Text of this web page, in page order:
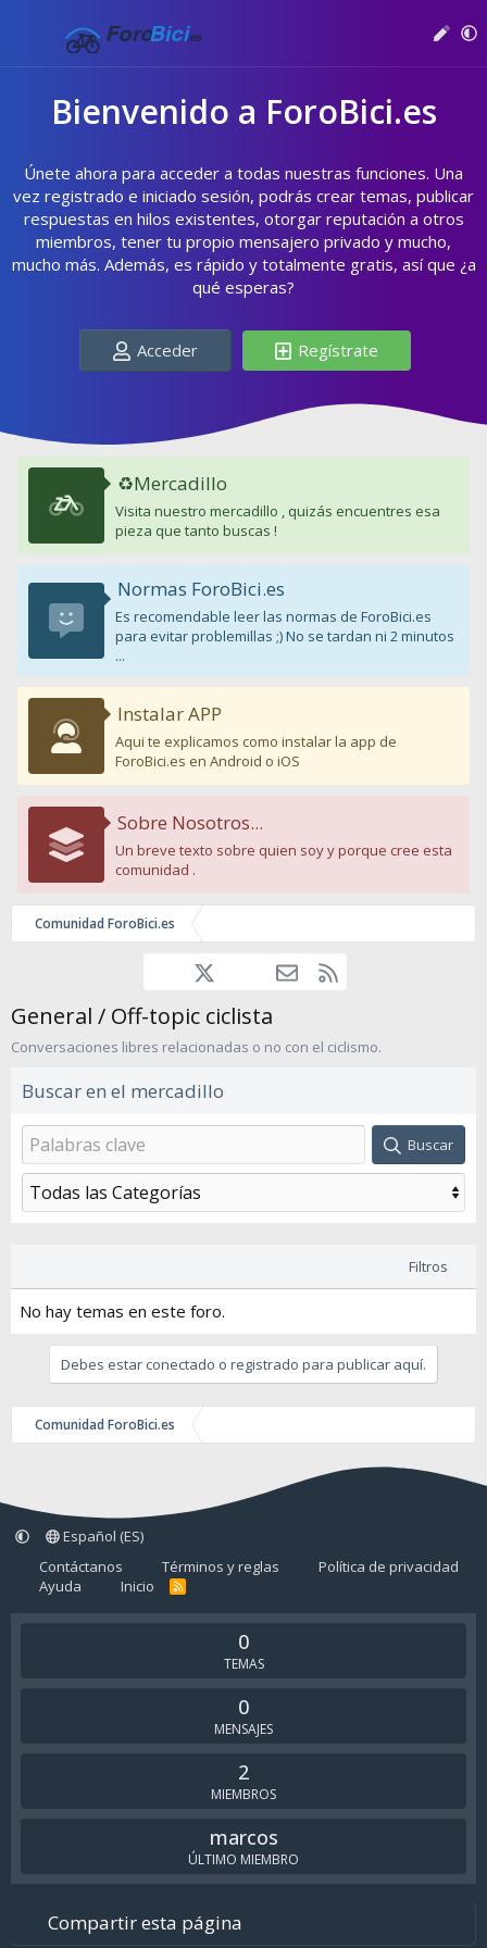
Bienvenido a ForoBici.es
Únete ahora para acceder a todas nuestras funciones. Una
vez registrado e iniciado sesión, podrás crear temas, publicar
respuestas en hilos existentes, otorgar reputación a otros
miembros, tener tu propio mensajero privado y mucho,
mucho más. Además, es rápido y totalmente gratis, así que ¿a
qué esperas?
Acceder Regístrate
♻️Mercadillo
Visita nuestro mercadillo , quizás encuentres esa
pieza que tanto buscas !
Normas ForoBici.es
Es recomendable leer las normas de ForoBici.es
para evitar problemillas ;) No se tardan ni 2 minutos
...
Instalar APP
Aqui te explicamos como instalar la app de
ForoBici.es en Android o iOS
Sobre Nosotros...
Un breve texto sobre quien soy y porque cree esta
comunidad .
Comunidad ForoBici.es
Facebook youtubeContáctanos
General / Off-topic ciclista
Conversaciones libres relacionadas o no con el ciclismo.
Buscar en el mercadillo
Buscar
Filtros
No hay temas en este foro.
Debes estar conectado o registrado para publicar aquí.
Comunidad ForoBici.es
Español (ES)
Contáctanos
Términos y reglas
Política de privacidad
Ayuda
Inicio
R
0
TEMAS
0
MENSAJES
2
MIEMBROS
marcos
ÚLTIMO MIEMBRO
Compartir esta página